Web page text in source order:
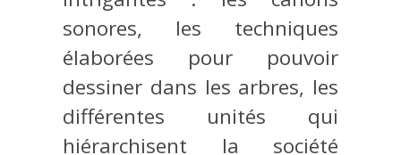
sonores, les techniques
élaborées pour pouvoir
dessiner dans les arbres, les
différentes unités qui
hiérarchisent la société